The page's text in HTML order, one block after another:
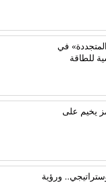
في
للطاقة
يخيم على
ورؤية